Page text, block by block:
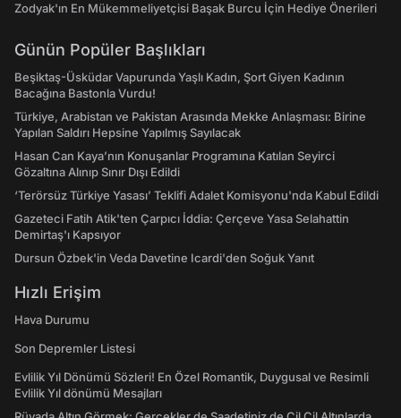
Zodyak'ın En Mükemmeliyetçisi Başak Burcu İçin Hediye Önerileri
Günün Popüler Başlıkları
Beşiktaş-Üsküdar Vapurunda Yaşlı Kadın, Şort Giyen Kadının
Bacağına Bastonla Vurdu!
Türkiye, Arabistan ve Pakistan Arasında Mekke Anlaşması: Birine
Yapılan Saldırı Hepsine Yapılmış Sayılacak
Hasan Can Kaya’nın Konuşanlar Programına Katılan Seyirci
Gözaltına Alınıp Sınır Dışı Edildi
‘Terörsüz Türkiye Yasası’ Teklifi Adalet Komisyonu'nda Kabul Edildi
Gazeteci Fatih Atik'ten Çarpıcı İddia: Çerçeve Yasa Selahattin
Demirtaş'ı Kapsıyor
Dursun Özbek'in Veda Davetine Icardi'den Soğuk Yanıt
Hızlı Erişim
Hava Durumu
Son Depremler Listesi
Evlilik Yıl Dönümü Sözleri! En Özel Romantik, Duygusal ve Resimli
Evlilik Yıl dönümü Mesajları